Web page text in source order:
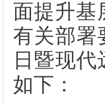
面提升基
有关部署
日暨现代
如下：